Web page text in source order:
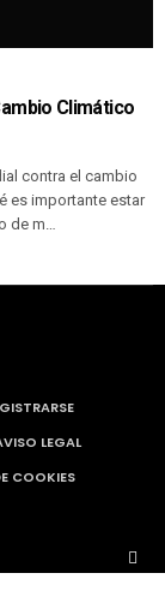
Climático
contra el cambio
es importante estar
de m…
LEGAL
COOKIES